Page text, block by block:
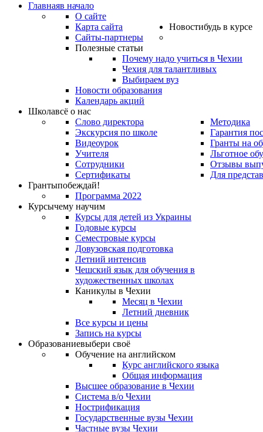
Главнаяв начало
О сайте
Карта сайта
Сайты-партнеры
Новостибудь в курсе
Полезные статьи
Почему надо учиться в Чехии
Чехия для талантливых
Выбираем вуз
Новости образования
Календарь акций
Школавсё о нас
Слово директора
Экскурсия по школе
Видеоурок
Учителя
Сотрудники
Сертификаты
Методика
Гарантия
Гранты на
Льготное
Отзывы
Для
Грантыпобеждай!
Программа 2022
Курсычему научим
Курсы для детей из Украины
Годовые курсы
Семестровые курсы
Довузовская подготовка
Летний интенсив
Чешский язык для обучения в
художественных школах
Каникулы в Чехии
Месяц в Чехии
Летний дневник
Все курсы и цены
Запись на курсы
Образованиевыбери своё
Обучение на английском
Курс английского языка
Общая информация
Высшее образование в Чехии
Система в/о Чехии
Нострификация
Государственные вузы Чехии
Частные вузы Чехии